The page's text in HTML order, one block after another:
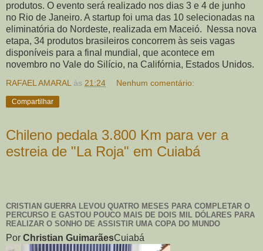
produtos. O evento será realizado nos dias 3 e 4 de junho
no Rio de Janeiro. A startup foi uma das 10 selecionadas na
eliminatória do Nordeste, realizada em Maceió. Nessa nova
etapa, 34 produtos brasileiros concorrem às seis vagas
disponíveis para a final mundial, que acontece em
novembro no Vale do Silício, na Califórnia, Estados Unidos.
RAFAEL AMARAL às 21:24 Nenhum comentário:
Compartilhar
Chileno pedala 3.800 Km para ver a
estreia de "La Roja" em Cuiabá
CRISTIAN GUERRA LEVOU QUATRO MESES PARA COMPLETAR O
PERCURSO E GASTOU POUCO MAIS DE DOIS MIL DÓLARES PARA
REALIZAR O SONHO DE ASSISTIR UMA COPA DO MUNDO
Por Christian GuimarãesCuiabá